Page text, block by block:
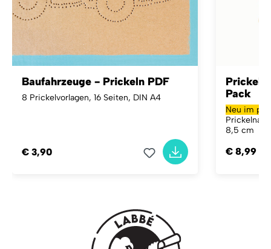
Baufahrzeuge - Prickeln PDF
8 Prickelvorlagen, 16 Seiten, DIN A4
€ 3,90
Pack
Neu im
8,5 cm
€ 8,99